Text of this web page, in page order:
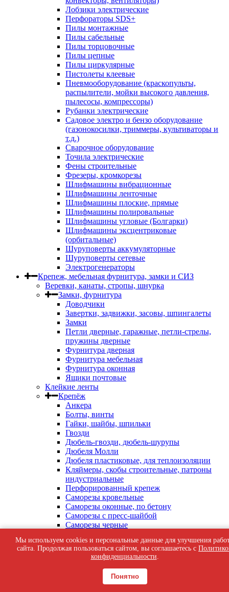
Лобзики электрические
Перфораторы SDS+
Пилы монтажные
Пилы сабельные
Пилы торцовочные
Пилы цепные
Пилы циркулярные
Пистолеты клеевые
Пневмооборудование (краскопульты,
распылители, мойки высокого давления,
пылесосы, компрессоры)
Рубанки электрические
Садовое электро и бензо оборудование
(газонокосилки, триммеры, культиваторы и
т.д.)
Сварочное оборудование
Точила электрические
Фены строительные
Фрезеры, кромкорезы
Шлифмашины вибрационные
Шлифмашины ленточные
Шлифмашины плоские, прямые
Шлифмашины полировальные
Шлифмашины угловые (Болгарки)
Шлифмашины эксцентриковые
(орбитальные)
Шуруповерты аккумуляторные
Шуруповерты сетевые
Электрогенераторы
Крепеж, мебельная фурнитура, замки и СИЗ
Веревки, канаты, стропы, шнурка
Замки, фурнитура
Доводчики
Завертки, задвижки, засовы, шпингалеты
Замки
Петли дверные, гаражные, петли-стрелы,
пружины дверные
Фурнитура дверная
Фурнитура мебельная
Фурнитура оконная
Ящики почтовые
Клейкие ленты
Крепёж
Анкера
Болты, винты
Гайки, шайбы, шпильки
Гвозди
Дюбель-гвозди, дюбель-шурупы
Дюбеля Молли
Дюбеля пластиковые, для теплоизоляции
Кляймеры, скобы строительные, патроны
индустриальные
Перфорированный крепеж
Саморезы кровельные
Саморезы оконные, по бетону
Саморезы с пресс-шайбой
Саморезы черные
Тросы, цепи
Шурупы жёлтые универсальные
Шурупы с шестигранной головкой, с
кольцом, с крюком
Средства индивидуальной защиты
Мы используем cookies и персональные данные для улучшения
сайта. Продолжая пользоваться сайтом, вы соглашаетесь с
конфиденциальности.
Понятно